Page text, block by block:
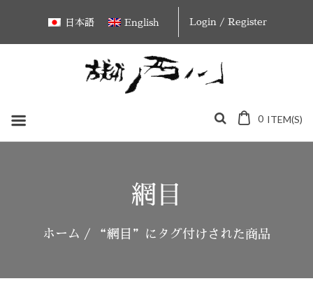
content
日本語 English Login / Register
0 ITEM(S)
網目
ホーム / “網目”にタグ付けされた商品